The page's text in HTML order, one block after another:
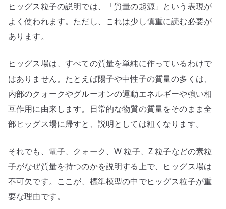
ヒッグス粒子の説明では、「質量の起源」という表現が
よく使われます。ただし、これは少し慎重に読む必要が
あります。
ヒッグス場は、すべての質量を単純に作っているわけで
はありません。たとえば陽子や中性子の質量の多くは、
内部のクォークやグルーオンの運動エネルギーや強い相
互作用に由来します。日常的な物質の質量をそのまま全
部ヒッグス場に帰すと、説明としては粗くなります。
それでも、電子、クォーク、W 粒子、Z 粒子などの素粒
子がなぜ質量を持つのかを説明する上で、ヒッグス場は
不可欠です。ここが、標準模型の中でヒッグス粒子が重
要な理由です。